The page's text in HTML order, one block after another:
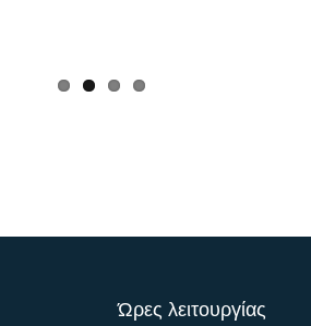
Ώρες λειτουργίας